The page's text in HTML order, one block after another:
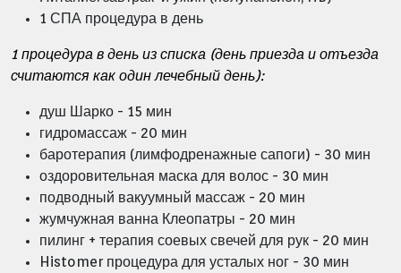
1 СПА процедура в день
1 процедура в день из списка (день приезда и отъезда
считаются как один лечебный день):
душ Шарко - 15 мин
гидромассаж - 20 мин
баротерапия (лимфодренажные сапоги) - 30 мин
оздоровительная маска для волос - 30 мин
подводный вакуумный массаж - 20 мин
жумчужная ванна Клеопатры - 20 мин
пилинг + терапия соевых свечей для рук - 20 мин
Histomer процедура для усталых ног - 30 мин